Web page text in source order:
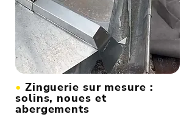
• Zinguerie sur mesure :
solins, noues et
abergements